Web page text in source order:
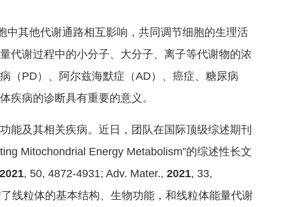
中其他代谢通路相互影响，共同调节细胞的生理活
代谢过程中的小分子、大分子、离子等代谢物的浓
（PD）、阿尔兹海默症（AD）、癌症、糖尿病
疾病的诊断具有重要的意义。
能及其相关疾病。近日，团队在国际顶级综述期刊
Mitochondrial Energy Metabolism”的综述性长文
2021, 50, 4872-4931; Adv. Mater., 2021, 33,
线粒体的基本结构、生物功能，和线粒体能量代谢